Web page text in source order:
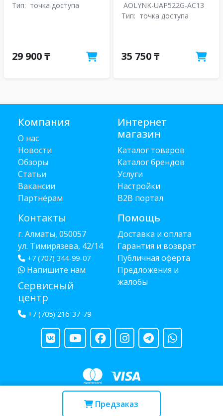
Предзаказ
Тип: точка доступа
29 900 ₸
AOLYNK-UAP522G-AC13
Тип: точка доступа
35 750 ₸
Компания
О нас
Новости
Обзоры
Статьи
Вакансии
Партнёрам
Контакты
г. Алматы, 050057
ул. Тимирязева, 42/14
+7 (707) 344-99-07
Напишите нам
Сервисный
центр
+7 (705) 216-37-79
Интернет
магазин
Каталог товаров
Каталог брендов
Услуги
Настройки
B2B портал
Помощь
Доставка и оплата
Гарантия и возврат
Публичная оферта
Предложения и
жалобы
Copyright © 2013 - 2026 RUBA - разработано